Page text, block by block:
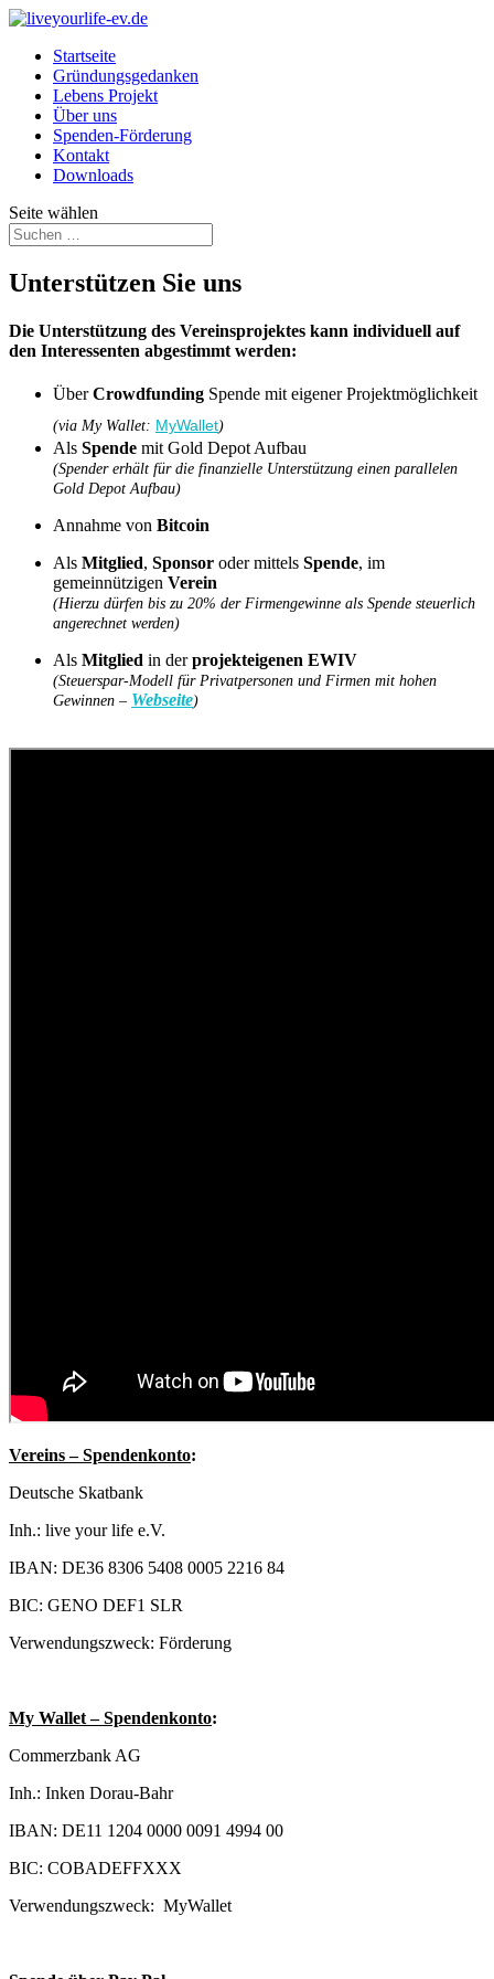
Startseite
Gründungsgedanken
Lebens Projekt
Über uns
Spenden-Förderung
Kontakt
Downloads
Seite wählen
Unterstützen Sie uns
Die Unterstützung des Vereinsprojektes kann individuell auf
den Interessenten abgestimmt werden:
ÜberCrowdfunding Spende mit eigener Projektmöglichkeit
(via My Wallet: MyWallet)
Als Spende mit Gold Depot Aufbau
(Spender erhält für die finanzielle Unterstützung einen parallelen
Gold Depot Aufbau)
Annahme von Bitcoin
Als Mitglied, Sponsor oder mittels Spende, im
gemeinnützigen Verein
(Hierzu dürfen bis zu 20% der Firmengewinne als Spende steuerlich
angerechnet werden)
Als Mitglied in derprojekteigenen EWIV
(Steuerspar-Modell für Privatpersonen und Firmen mit hohen
Gewinnen – Webseite)
Vereins – Spendenkonto:
Deutsche Skatbank
Inh.: live your life e.V.
IBAN: DE36 8306 5408 0005 2216 84
BIC: GENO DEF1 SLR
Verwendungszweck: Förderung
My Wallet – Spendenkonto:
Commerzbank AG
Inh.: Inken Dorau-Bahr
IBAN: DE11 1204 0000 0091 4994 00
BIC: COBADEFFXXX
Verwendungszweck: MyWallet